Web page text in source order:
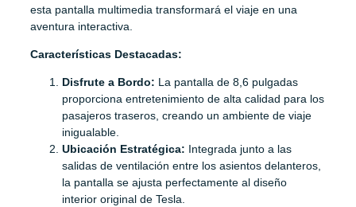
esta pantalla multimedia transformará el viaje en una
aventura interactiva.
Características Destacadas:
Disfrute a Bordo: La pantalla de 8,6 pulgadas
proporciona entretenimiento de alta calidad para los
pasajeros traseros, creando un ambiente de viaje
inigualable.
Ubicación Estratégica: Integrada junto a las
salidas de ventilación entre los asientos delanteros,
la pantalla se ajusta perfectamente al diseño
interior original de Tesla.